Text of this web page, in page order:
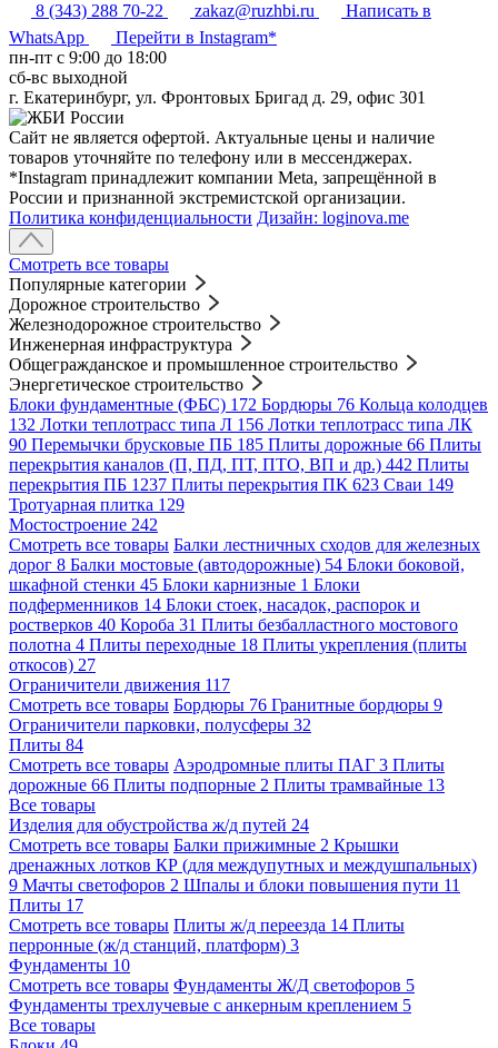
8 (343) 288 70-22 zakaz@ruzhbi.ru
Написать в
WhatsApp
Перейти в Instagram*
пн-пт c 9:00 до 18:00
сб-вс выходной
г. Екатеринбург, ул. Фронтовых Бригад д. 29, офис 301
Сайт не является офертой. Актуальные цены и наличие
товаров уточняйте по телефону или в мессенджерах.
*Instagram принадлежит компании Meta, запрещённой в
России и признанной экстремистской организации.
Политика конфиденциальности Дизайн: loginova.me
Смотреть все товары
Популярные категории
Дорожное строительство
Железнодорожное строительство
Инженерная инфраструктура
Общегражданское и промышленное строительство
Энергетическое строительство
Блоки фундаментные (ФБС) 172 Бордюры 76 Кольца колодцев
132 Лотки теплотрасс типа Л 156 Лотки теплотрасс типа ЛК
90 Перемычки брусковые ПБ 185 Плиты дорожные 66 Плиты
перекрытия каналов (П, ПД, ПТ, ПТО, ВП и др.) 442 Плиты
перекрытия ПБ 1237 Плиты перекрытия ПК 623 Сваи 149
Тротуарная плитка 129
Мостостроение 242
Смотреть все товары Балки лестничных сходов для железных
дорог 8 Балки мостовые (автодорожные) 54 Блоки боковой,
шкафной стенки 45 Блоки карнизные 1 Блоки
подферменников 14 Блоки стоек, насадок, распорок и
ростверков 40 Короба 31 Плиты безбалластного мостового
полотна 4 Плиты переходные 18 Плиты укрепления (плиты
откосов) 27
Ограничители движения 117
Смотреть все товары Бордюры 76 Гранитные бордюры 9
Ограничители парковки, полусферы 32
Плиты 84
Смотреть все товары Аэродромные плиты ПАГ 3 Плиты
дорожные 66 Плиты подпорные 2 Плиты трамвайные 13
Все товары
Изделия для обустройства ж/д путей 24
Смотреть все товары Балки прижимные 2 Крышки
дренажных лотков КР (для междупутных и междушпальных)
9 Мачты светофоров 2 Шпалы и блоки повышения пути 11
Плиты 17
Смотреть все товары Плиты ж/д переезда 14 Плиты
перронные (ж/д станций, платформ) 3
Фундаменты 10
Смотреть все товары Фундаменты Ж/Д светофоров 5
Фундаменты трехлучевые с анкерным креплением 5
Все товары